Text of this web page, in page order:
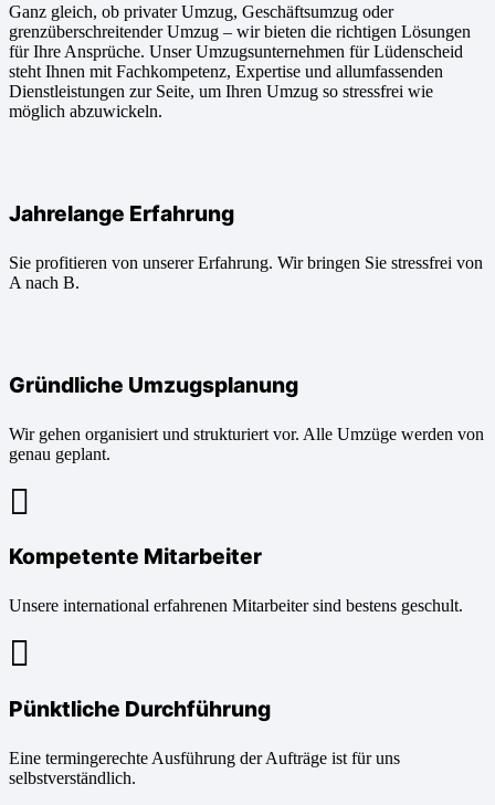
Ganz gleich, ob privater Umzug, Geschäftsumzug oder
grenzüberschreitender Umzug – wir bieten die richtigen Lösungen
für Ihre Ansprüche. Unser Umzugsunternehmen für Lüdenscheid
steht Ihnen mit Fachkompetenz, Expertise und allumfassenden
Dienstleistungen zur Seite, um Ihren Umzug so stressfrei wie
möglich abzuwickeln.
Jahrelange Erfahrung
Sie profitieren von unserer Erfahrung. Wir bringen Sie stressfrei von
A nach B.
Gründliche Umzugsplanung
Wir gehen organisiert und strukturiert vor. Alle Umzüge werden von
genau geplant.
Kompetente Mitarbeiter
Unsere international erfahrenen Mitarbeiter sind bestens geschult.
Pünktliche Durchführung
Eine termingerechte Ausführung der Aufträge ist für uns
selbstverständlich.